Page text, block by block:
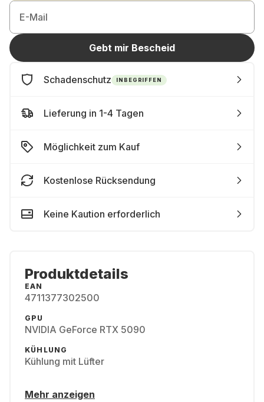
E-Mail
Gebt mir Bescheid
Schadenschutz INBEGRIFFEN
Lieferung in 1-4 Tagen
Möglichkeit zum Kauf
Kostenlose Rücksendung
Keine Kaution erforderlich
Produktdetails
EAN
4711377302500
GPU
NVIDIA GeForce RTX 5090
KÜHLUNG
Kühlung mit Lüfter
Mehr anzeigen